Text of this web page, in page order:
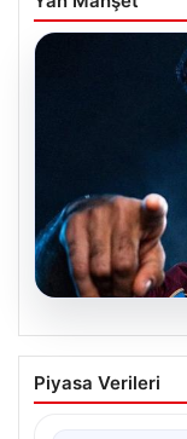
05.08.2026
Mohamed
açıklandı!
Piyasa Verileri